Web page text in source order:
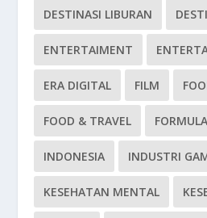
DESTINASI LIBURAN
ENTERTAIMENT
ERA DIGITAL FILM
FOOD & TRAVEL
INDONESIA INDUSTRI
KESEHATAN MENTAL